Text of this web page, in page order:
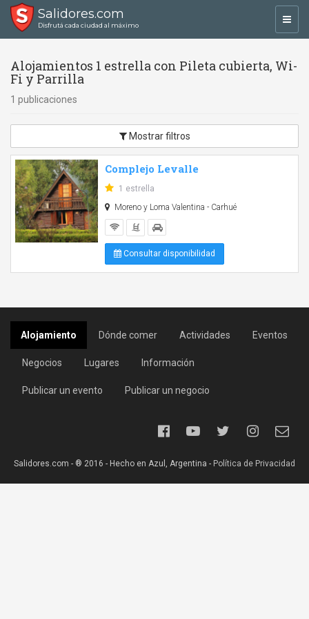
Salidores.com
Disfrutá cada ciudad al máximo
Alojamientos 1 estrella con Pileta cubierta, Wi-
Fi y Parrilla
1 publicaciones
Mostrar filtros
Complejo Levalle
1 estrella
Moreno y Loma Valentina - Carhué
Consultar disponibilidad
Alojamiento Dónde comer Actividades Eventos
Negocios Lugares Información
Publicar un evento Publicar un negocio
Salidores.com - ® 2016 - Hecho en Azul, Argentina - Política de Privacidad